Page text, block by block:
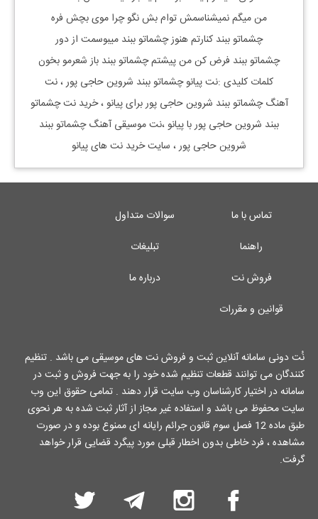
من میگم نمیشناسمش تو‌ام بش نگو چرا موی بچش فره
چشماتو ببند کنارتم هنوز چشماتو ببند میبوسمت از دور
چشماتو ببند فرض کن من پیشتم چشماتو ببند باز شعرمو بخون
کلمات کلیدی :نت پیانوچشماتو ببند شروین حاجی پور، نت
آهنگ چشماتو ببند شروین حاجی پوربرای پیانو ، خرید نتچشماتو
ببند شروین حاجی پوربا پیانو ،نت موسیقی آهنگ چشماتو ببند
شروین حاجی پور، سایت خرید نت های پیانو
تماس با ما
سوالات متداول
راهنما
تبلیغات
فروش نت
درباره ما
قوانین و مقررات
نُت دونی سامانه آنلاین ثبت و فروش نت های موسیقی می باشد . تنظیم
کنندگان می توانند قطعات تنظیم شده خود را به جهت فروش و ثبت در
سامانه در اختیار کارشناسان وب سایت قرار دهند . تمامی حقوق این وب
سایت محفوظ می باشد و استفاده غیر مجاز از آثار ثبت شده به هر نحوی
طبق ماده 12 فصل سوم قانون جرائم رایانه ای ممنوع بوده و در صورت
مشاهده ، فرد خاطی بدون اخطار قبلی مورد پیگرد قضایی قرار خواهد
گرفت.